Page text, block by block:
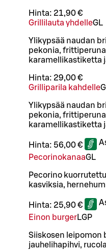
Hinta: 21,90 €
Grillilauta yhdelleGL
Ylikypsää naudan
pekonia,
karamellikastiketta
Hinta: 29,00 €
Grilliparila kahdelleG
Ylikypsää naudan
pekonia,
karamellikastiketta
Hinta: 56,00 €
PecorinokanaaGL
Pecorino
kasviksia,
Hinta: 25,90 €
Einon burgerLGP
Siiskosen leipomon
jauhelihapihvi,